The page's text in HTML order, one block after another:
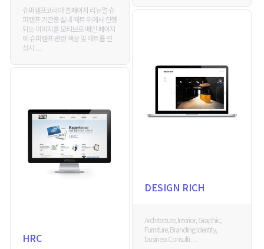
슈퍼캠프코리아 홈페이지 리뉴얼 슈
퍼캠프 기간중 실내 매트 위에서 진행
되는 이미지를 모티브로 메인 페이지
에 슈퍼캠프 관련 색상 및 매트를 연
상시 . . .
DESIGN RICH
Architecture, Interior, Graphic,
Furniture, Branding Identity,
business Consulti . . .
HRC